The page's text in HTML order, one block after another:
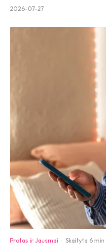
2026-07-27
Protas ir Jausmai · Skaityta 6 min